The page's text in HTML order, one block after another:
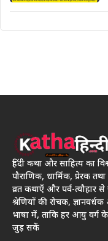
हिंदी कथा और साहित्य का
पौराणिक, धार्मिक, प्रेरक
व्रत कथाएँ और पर्व-त्यौहार
श्रेणियों की रोचक,
भाषा में, ताकि हर आयु वर्ग
जुड़ सकें